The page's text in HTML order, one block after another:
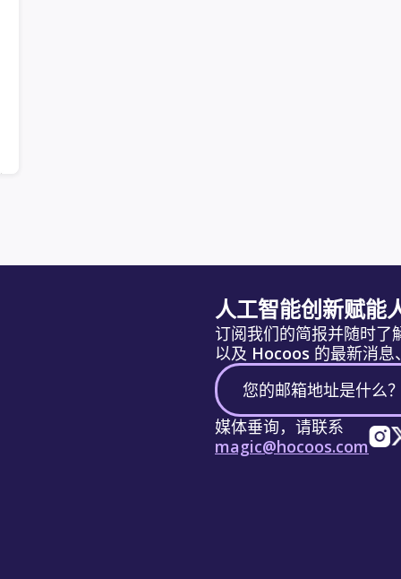
人工智能创新赋能
订阅我们的简报并随时了
以及 Hocoos 的最新消息
媒体垂询，请联系
magic@hocoos.com